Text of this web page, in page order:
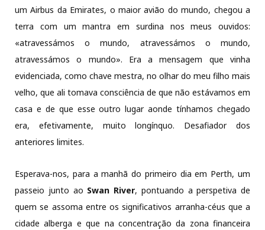
um Airbus da Emirates, o maior avião do mundo, chegou a
terra com um mantra em surdina nos meus ouvidos:
«atravessámos o mundo, atravessámos o mundo,
atravessámos o mundo». Era a mensagem que vinha
evidenciada, como chave mestra, no olhar do meu filho mais
velho, que ali tomava consciência de que não estávamos em
casa e de que esse outro lugar aonde tínhamos chegado
era, efetivamente, muito longínquo. Desafiador dos
anteriores limites.
Esperava-nos, para a manhã do primeiro dia em Perth, um
passeio junto ao Swan River, pontuando a perspetiva de
quem se assoma entre os significativos arranha-céus que a
cidade alberga e que na concentração da zona financeira